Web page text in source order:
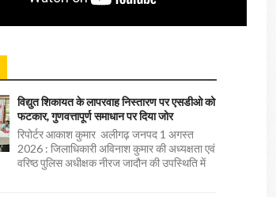
विद्युत शिकायत के लापरवाह निस्तारण पर एसडीओ को
फटकार, गुणवत्तापूर्ण समाधान पर दिया जोर
रिपोर्टर आकाश कुमार अलीगढ़ जनपद 1 अगस्त
2026 : जिलाधिकारी अविनाश कुमार की अध्यक्षता एवं
वरिष्ठ पुलिस अधीक्षक नीरज जादौन की उपस्थिति में